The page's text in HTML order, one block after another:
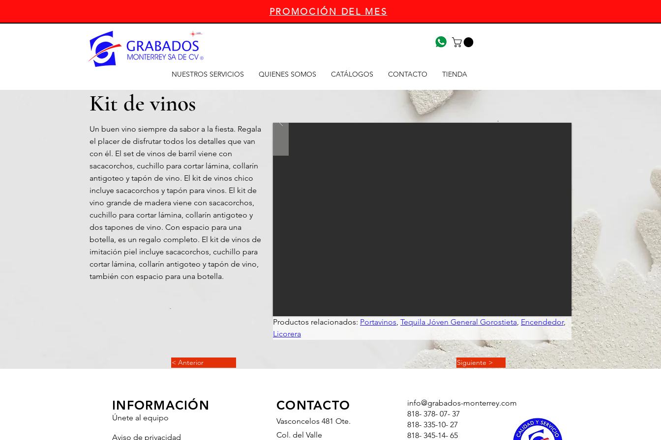
PROMOCIÓN DEL MES
NUESTROS SERVICIOS QUIENES SOMOS CATÁLOGOS CONTACTO TIENDA
Kit de vinos
Un buen vino siempre da sabor a la fiesta. Regala
el placer de disfrutar todos los detalles que van
con él. El set de vinos de barril viene con
sacacorchos, cuchillo para cortar lámina, collarín
antigoteo y tapón de vino. El kit de vinos chico
incluye sacacorchos y tapón para vinos. El kit de
vino grande de madera viene con sacacorchos,
cuchillo para cortar lámina, collarín antigoteo y
dos tapones de vino. Con espacio para una
botella, es un regalo completo. El kit de vinos de
imitación piel incluye sacacorchos, cuchillo para
cortar lámina, collarín antigoteo y tapón de vino,
también con espacio para una botella.
< Anterior
Productos relacionados: Portavinos Tequila Jóven General Gorostieta Encendedor,
Licorera
Siguiente >
INFORMACIÓN
Únete al equipo
Aviso de privacidad
CONTACTO
Vasconcelos 481 Ote.
Col. del Valle
info@grabados-monterrey.com
818- 378- 07- 37
818- 335-10- 27
818- 345-14- 65